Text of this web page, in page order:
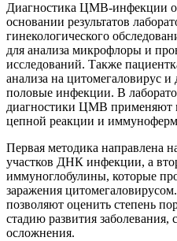
Диагностика ЦМВ-инфекции
основании результатов
гинекологического
для анализа микрофлоры и
исследований. Также
анализа на цитомегаловирус
половые инфекции. В
диагностики ЦМВ применяют
цепной реакции и
Первая методика направлена
участков ДНК инфекции, а
иммуноглобулины, которые
заражения
позволяют оценить степень
стадию развития
осложнения.